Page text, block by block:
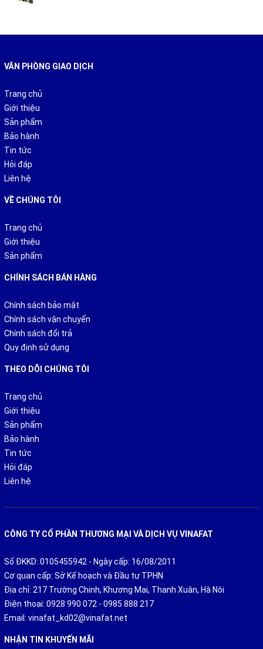
Với 3 tốc độ gió khác nhau, có túp năng quay đều để bạn có
tối ưu xua tan cái oi nóng của mùa hè.
Thông số kỹ thuật các mã quạt cây Fukada
Địa chỉ tư vấn hỗ trợ và mua hàng uy tín:
Địa chỉ:217 Trường Chinh, Thanh Xuân, Hà Nội
Thông tin liên hệ: 0985.888.217- 0987.217.002
VĂN PHÒNG GIAO DỊCH
Trang chủ
Giới thiệu
Sản phẩm
Bảo hành
Tin tức
Hỏi đáp
Liên hệ
VỀ CHÚNG TÔI
Trang chủ
Giới thiệu
Sản phẩm
CHÍNH SÁCH BÁN HÀNG
Chính sách bảo mật
Chính sách vận chuyển
Chính sách đổi trả
Quy định sử dụng
THEO DÕI CHÚNG TÔI
Trang chủ
Giới thiệu
Sản phẩm
Bảo hành
Tin tức
Hỏi đáp
Liên hệ
CÔNG TY CỔ PHẦN THƯƠNG MẠI VÀ DỊCH VỤ VINAFAT
Số ĐKKD: 0105455942 - Ngày cấp: 16/08/2011
Cơ quan cấp: Sở Kế hoạch và Đầu tư TPHN
Địa chỉ: 217 Trường Chinh, Khương Mai, Thanh Xuân, Hà Nôi
Điện thoại: 0928 990 072 - 0985 888 217
Email: vinafat_kd02@vinafat.net
NHẬN TIN KHUYẾN MÃI